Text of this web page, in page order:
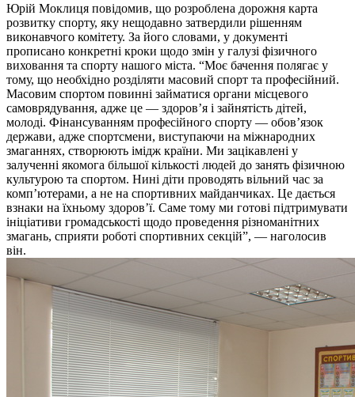
Юрій Моклиця повідомив, що розроблена дорожня карта
розвитку спорту, яку нещодавно затвердили рішенням
виконавчого комітету. За його словами, у документі
прописано конкретні кроки щодо змін у галузі фізичного
виховання та спорту нашого міста. “Моє бачення полягає у
тому, що необхідно розділяти масовий спорт та професійний.
Масовим спортом повинні займатися органи місцевого
самоврядування, адже це — здоров’я і зайнятість дітей,
молоді. Фінансуванням професійного спорту — обов’язок
держави, адже спортсмени, виступаючи на міжнародних
змаганнях, створюють імідж країни. Ми зацікавлені у
залученні якомога більшої кількості людей до занять фізичною
культурою та спортом. Нині діти проводять вільний час за
комп’ютерами, а не на спортивних майданчиках. Це дається
взнаки на їхньому здоров’ї. Саме тому ми готові підтримувати
ініціативи громадськості щодо проведення різноманітних
змагань, сприяти роботі спортивних секцій”, — наголосив
він.